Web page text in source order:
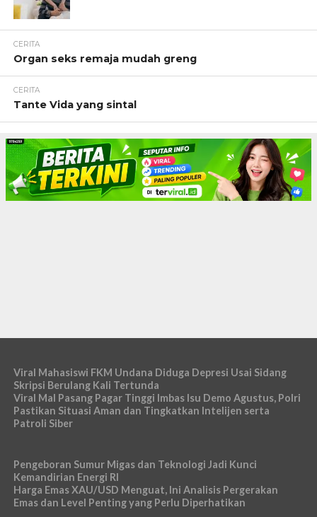
CERITA
Organ seks remaja mudah greng
CERITA
Tante Vida yang sintal
Viral Mahasiswi FKM Undana Diduga Depresi Usai Sidang
Skripsi Berulang Kali Tertunda
Viral Mal Pasang Pagar Tinggi Imbas Isu Demo Agustus, Polri
Pastikan Situasi Aman dan Tingkatkan Intelijen serta
Patroli Siber
Pengeboran Sumur Migas dan Teknologi Jadi Kunci
Kemandirian Energi RI
Harga Emas XAU/USD Menguat, Ini Analisis Pergerakan
Emas dan Level Penting yang Perlu Diperhatikan